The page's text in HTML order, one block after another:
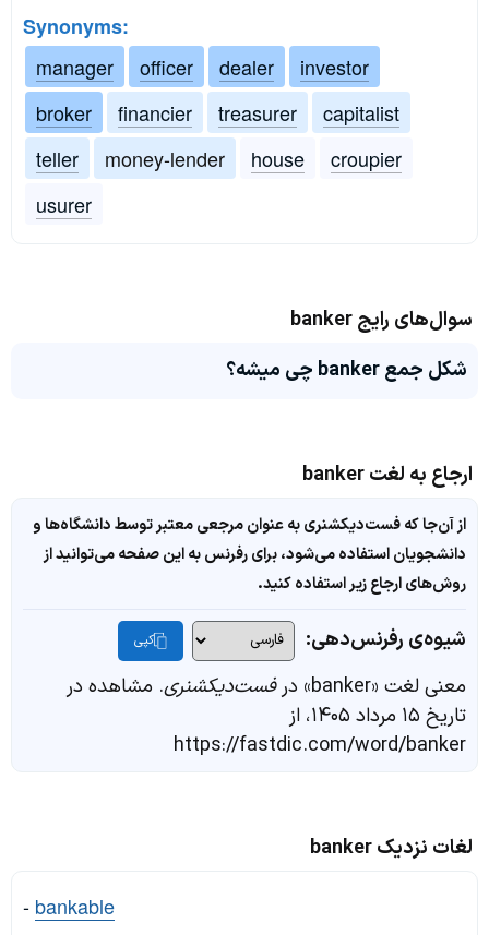
Synonyms:
manager
officer dealer
investor
broker
financier treasurer
capitalist
teller
money-lender house
croupier
usurer
سوال‌های رایج banker
شکل جمع banker چی میشه؟
ارجاع به لغت banker
از آن‌جا که فست‌دیکشنری به عنوان مرجعی معتبر توسط دانشگاه‌ها و
دانشجویان استفاده می‌شود، برای رفرنس به این صفحه می‌توانید از
روش‌های ارجاع زیر استفاده کنید.
شیوه‌ی رفرنس‌دهی: کپی
معنی لغت «banker» در فست‌دیکشنری. مشاهده در
تاریخ ۱۵ مرداد ۱۴۰۵، از
https://fastdic.com/word/banker
لغات نزدیک banker
- bankable